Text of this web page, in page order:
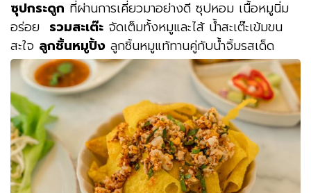
ซุปกระดูก ที่ผ่านการเคี่ยวมาอย่างดี ซุปหอม เนื้อหมูนิ่ม
อร่อย รวมสะเต๊ะ จัดเต็มทั้งหมูและไส้ น้ำสะเต๊ะเข้มขน
สะใจ ลูกชิ้นหมูปิ้ง ลูกชิ้นหมูแท้ทานคู่กับน้ำจิ้มรสเด็ด